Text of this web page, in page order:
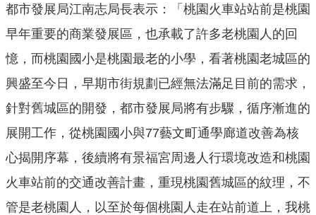
訊
開
政
服
專
區
都
市
都市發展局江南志局長表示：「桃園火車站站前是桃園
早年重要的商業發展區，也承載了許多老桃園人的回
憶，而桃園國小是桃園最老的小學，看著桃園老城區的
興盛至今日，早期市街規劃已經無法滿足目前的需求，
針對舊城區的開發，都市發展局將有步驟，循序漸進的
展開工作，從桃園國小與77藝文町通學廊道改善為核
心揭開序幕，後續將有景福宮周邊人行環境改造和桃園
火車站前的交通改善計畫，重現桃園舊城區的紋理，不
管是老桃園人，以至於每個桃園人走在站前道上，我桃